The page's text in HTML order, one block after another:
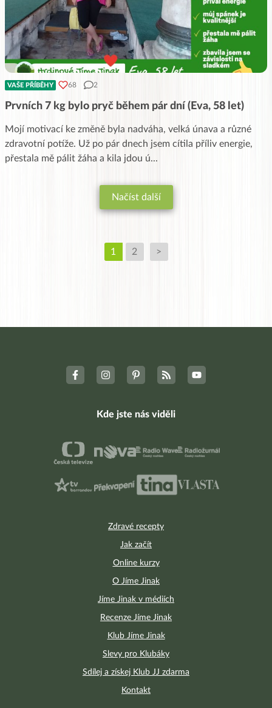
VAŠE PŘÍBĚHY 68 2
Prvních 7 kg bylo pryč během pár dní (Eva, 58 let)
Mojí motivací ke změně byla nadváha, velká únava a různé
zdravotní potíže. Už po pár dnech jsem cítila příliv energie,
přestala mě pálit žáha a kila jdou ú...
Načíst další
1 2 >
Zdravé recepty
Jak začít
Online kurzy
O Jíme Jinak
Jíme Jinak v médiích
Recenze Jíme Jinak
Klub Jíme Jinak
Slevy pro Klubáky
Sdílej a získej Klub JJ zdarma
Kontakt
Kde jste nás viděli